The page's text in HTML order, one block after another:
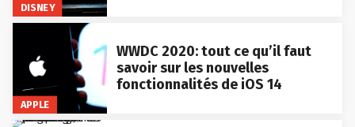
DISNEY
APPLE
WWDC 2020: tout ce qu’il faut
savoir sur les nouvelles
fonctionnalités de iOS 14